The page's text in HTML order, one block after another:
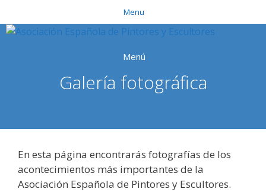
al
contenido
Menu
Menú
Galería fotográfica
En esta página encontrarás fotografías de los
acontecimientos más importantes de la
Asociación Española de Pintores y Escultores.